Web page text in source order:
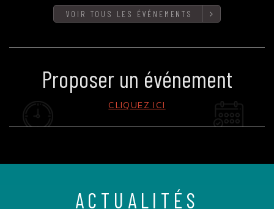
VOIR TOUS LES ÉVÉNEMENTS
Proposer un événement
CLIQUEZ ICI
ACTUALITÉS